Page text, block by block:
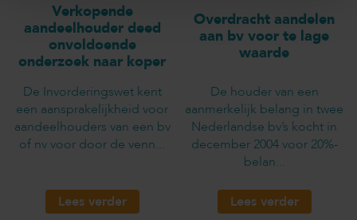
Verkopende
aandeelhouder deed
onvoldoende
onderzoek naar koper
De Invorderingswet kent
een aansprakelijkheid voor
aandeelhouders van een bv
of nv voor door de venn...
Lees verder
Overdracht aandelen
aan bv voor te lage
waarde
De houder van een
aanmerkelijk belang in twee
Nederlandse bv’s kocht in
december 2004 voor 20%-
belan...
Lees verder